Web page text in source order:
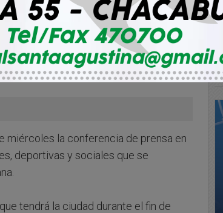
miércoles la conferencia de prensa en
deportivas y sociales que se
tendrá la ciudad durante el fin de